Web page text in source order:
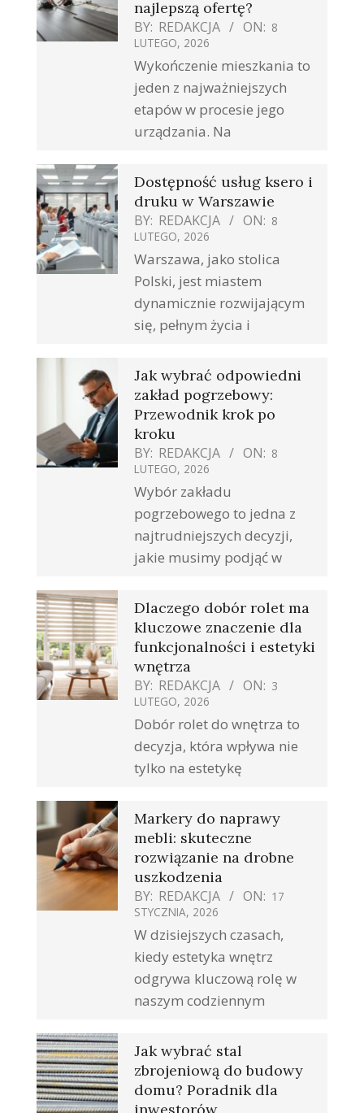
najlepszą ofertę?
BY: REDAKCJA ON: 8
LUTEGO, 2026
Wykończenie mieszkania to
jeden z najważniejszych
etapów w procesie jego
urządzania. Na
Dostępność usług ksero i
druku w Warszawie
BY: REDAKCJA ON: 8
LUTEGO, 2026
Warszawa, jako stolica
Polski, jest miastem
dynamicznie rozwijającym
się, pełnym życia i
Jak wybrać odpowiedni
zakład pogrzebowy:
Przewodnik krok po
kroku
BY: REDAKCJA ON: 8
LUTEGO, 2026
Wybór zakładu
pogrzebowego to jedna z
najtrudniejszych decyzji,
jakie musimy podjąć w
Dlaczego dobór rolet ma
kluczowe znaczenie dla
funkcjonalności i estetyki
wnętrza
BY: REDAKCJA ON: 3
LUTEGO, 2026
Dobór rolet do wnętrza to
decyzja, która wpływa nie
tylko na estetykę
Markery do naprawy
mebli: skuteczne
rozwiązanie na drobne
uszkodzenia
BY: REDAKCJA ON: 17
STYCZNIA, 2026
W dzisiejszych czasach,
kiedy estetyka wnętrz
odgrywa kluczową rolę w
naszym codziennym
Jak wybrać stal
zbrojeniową do budowy
domu? Poradnik dla